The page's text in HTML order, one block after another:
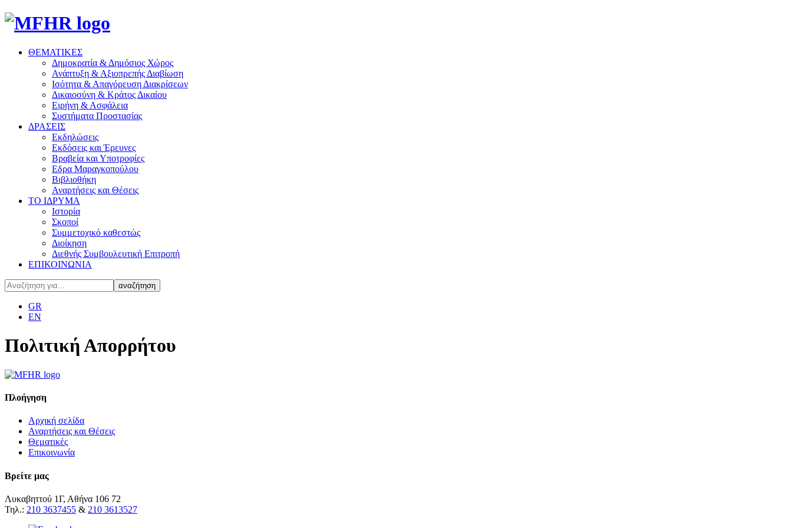
ΘΕΜΑΤΙΚΕΣ
Δημοκρατία & Δημόσιος Χώρος
Ανάπτυξη & Αξιοπρεπής Διαβίωση
Ισότητα & Απαγόρευση Διακρίσεων
Δικαιοσύνη & Κράτος Δικαίου
Ειρήνη & Ασφάλεια
Συστήματα Προστασίας
ΔΡΑΣΕΙΣ
Εκδηλώσεις
Εκδόσεις και Έρευνες
Βραβεία και Υποτροφίες
Εδρα Μαραγκοπούλου
Βιβλιοθήκη
Αναρτήσεις και Θέσεις
ΤΟ ΙΔΡΥΜΑ
Ιστορία
Σκοποί
Συμμετοχικό καθεστώς
Διοίκηση
Διεθνής Συμβουλευτική Επιτροπή
ΕΠΙΚΟΙΝΩΝΙΑ
GR
EN
Πολιτική Απορρήτου
Πλοήγηση
Αρχική σελίδα
Αναρτήσεις και Θέσεις
Θεματικές
Επικοινωνία
Βρείτε μας
Λυκαβηττού 1Γ, Αθήνα 106 72
Τηλ.: 210 3637455 & 210 3613527